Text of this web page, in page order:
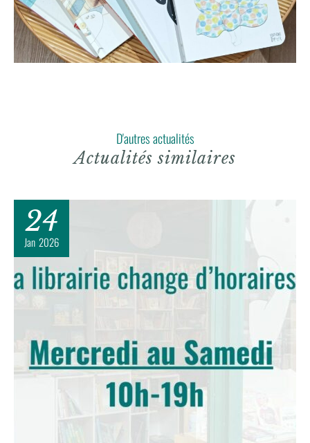
D'autres actualités
Actualités similaires
24
Jan 2026